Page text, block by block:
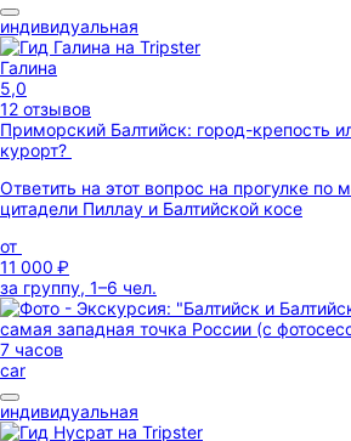
индивидуальная
Галина
5,0
12 отзывов
Приморский Балтийск: город-крепость
курорт?
Ответить на этот вопрос на прогулке по
цитадели Пиллау и Балтийской косе
от
11 000 ₽
за группу, 1–6 чел.
7 часов
car
индивидуальная